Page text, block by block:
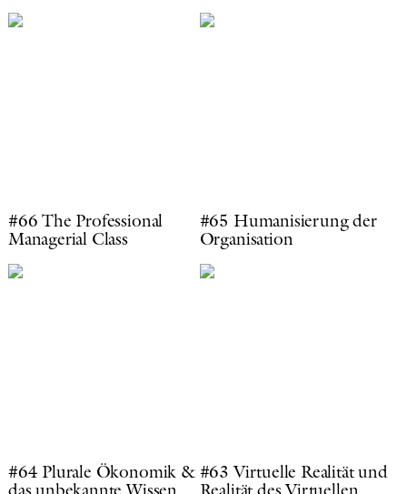
#66 The Professional
Managerial Class
#65 Humanisierung der
Organisation
#64 Plurale Ökonomik &
das unbekannte Wissen
#63 Virtuelle Realität und
Realität des Virtuellen